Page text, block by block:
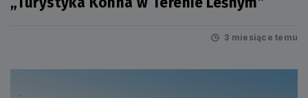
3 miesiące temu